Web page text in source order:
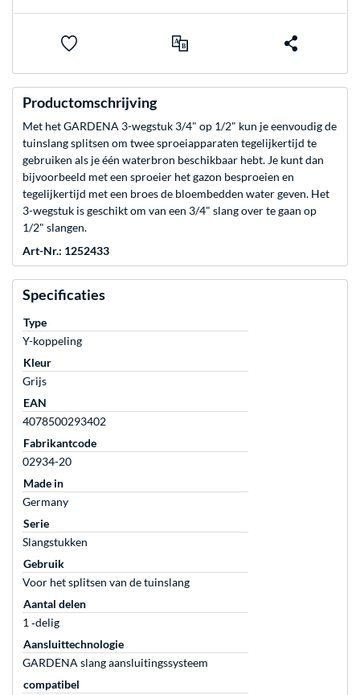
Productomschrijving
Met het GARDENA 3-wegstuk 3/4" op 1/2" kun je eenvoudig de
tuinslang splitsen om twee sproeiapparaten tegelijkertijd te
gebruiken als je één waterbron beschikbaar hebt. Je kunt dan
bijvoorbeeld met een sproeier het gazon besproeien en
tegelijkertijd met een broes de bloembedden water geven. Het
3-wegstuk is geschikt om van een 3/4" slang over te gaan op
1/2" slangen.
Art-Nr.: 1252433
Specificaties
Type
Y-koppeling
Kleur
Grijs
EAN
4078500293402
Fabrikantcode
02934-20
Made in
Germany
Serie
Slangstukken
Gebruik
Voor het splitsen van de tuinslang
Aantal delen
1 ‐delig
Aansluittechnologie
GARDENA slang aansluitingssysteem
compatibel